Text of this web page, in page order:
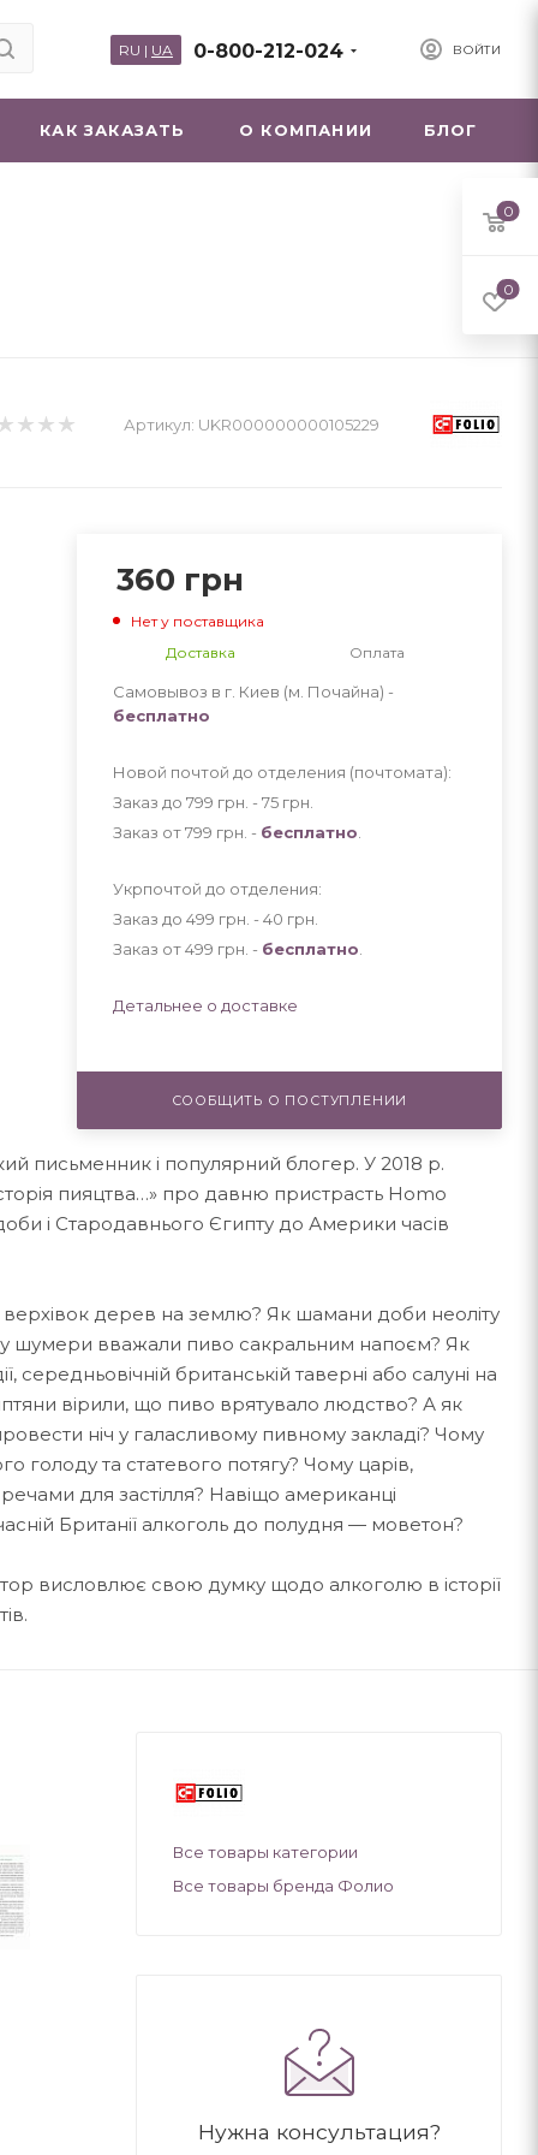
ВОЙТИ
0-800-212-024
RU | UA
КАК ЗАКАЗАТЬ О КОМПАНИИ БЛОГ
Артикул: UKR000000000105229
360 грн
Нет у поставщика
Доставка
Оплата
Самовывоз в г. Киев (м. Почайна) -
бесплатно
Новой почтой до отделения (почтомата):
Заказ до 799 грн. - 75 грн
Заказ от 799 грн. - бесплатно
Укрпочтой до отделения:
Заказ до 499 грн. - 40 грн
Заказ от 499 грн. - бесплатно
Детальнее о доставке
СООБЩИТЬ О ПОСТУПЛЕНИИ
письменник і популярний блогер. У 2018 р.
пияцтва…» про давню пристрасть Homo
і Стародавнього Єгипту до Америки часів
верхівок дерев на землю? Як шамани доби неоліту
шумери вважали пиво сакральним напоєм? Як
британській таверні або салуні на
вірили, що пиво врятувало людство? А як
ніч у галасливому пивному закладі? Чому
голоду та статевого потягу? Чому царів,
речами для застілля? Навіщо американці
Британії алкоголь до полудня — моветон?
висловлює свою думку щодо алкоголю в історії
Все товары категории
Все товары бренда Фолио
Нужна консультация?
0
0